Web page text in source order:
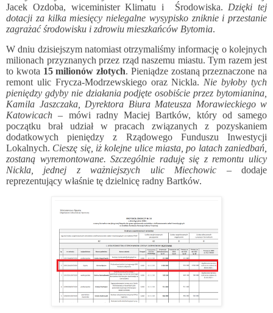
Jacek Ozdoba, wiceminister Klimatu i
Środowiska. Dzięki tej
dotacji za kilka miesięcy nielegalne wysypisko zniknie i przestanie
zagrażać środowisku i zdrowiu mieszkańców Bytomia.
W dniu dzisiejszym natomiast otrzymaliśmy informację o kolejnych
milionach przyznanych przez rząd naszemu miastu. Tym razem jest
to kwota 15 milionów złotych. Pieniądze zostaną przeznaczone na
remont ulic Frycza-Modrzewskiego oraz Nickla.Nie byłoby tych
pieniędzy gdyby nie działania podjęte osobiście przez bytomianina,
Kamila Jaszczaka, Dyrektora Biura Mateusza Morawieckiego w
Katowicach – mówi radny Maciej Bartków, który od samego
początku brał udział w pracach związanych z pozyskaniem
dodatkowych pieniędzy z Rządowego Funduszu Inwestycji
Lokalnych. Cieszę się, iż kolejne ulice miasta, po latach zaniedbań,
zostaną wyremontowane. Szczególnie raduję się z remontu ulicy
Nickla, jednej z ważniejszych ulic Miechowic – dodaje
reprezentujący właśnie tę dzielnicę radny Bartków.